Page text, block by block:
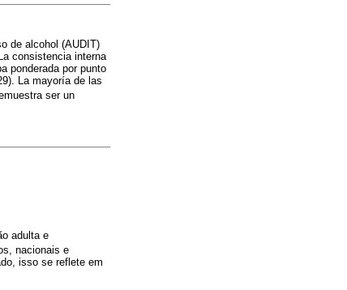
de alcohol (AUDIT)
consistencia interna
ponderada por punto
La mayoría de las
ser un
adulta e
nacionais e
isso se reflete em